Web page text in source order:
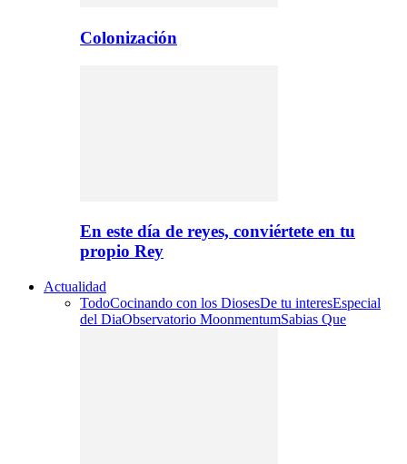
Colonización
En este día de reyes, conviértete en tu
propio Rey
Actualidad
TodoCocinando con los DiosesDe tu interesEspecial
del DiaObservatorio MoonmentumSabias Que